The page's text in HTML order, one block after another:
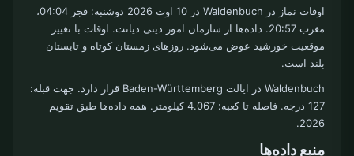
اوقات نماز در Waldenbuch در 10 اوت 2026 دوشنبه: فجر 04:04،
مغرب 20:57. داده‌ها از سازمان امور دینی دیانت. اوقات با تغییر
موقعیت خورشید عوض می‌شود. روزهای زمستان کوتاه و تابستان
بلند است.
Waldenbuch در ایالت Baden-Württemberg قرار دارد. جهت قبله:
127 درجه. فاصله تا کعبه: 4.067 کیلومتر. همه داده‌ها طبق تقویم
2026.
منبع داده‌ها